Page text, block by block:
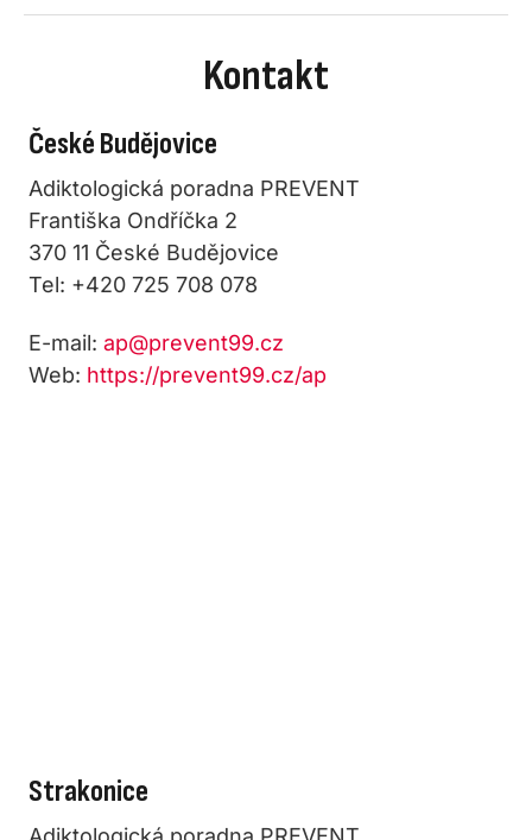
Kontakt
České Budějovice
Adiktologická poradna PREVENT
Františka Ondříčka 2
370 11 České Budějovice
Tel: +420 725 708 078
E-mail: ap@prevent99.cz
Web: https://prevent99.cz/ap
Strakonice